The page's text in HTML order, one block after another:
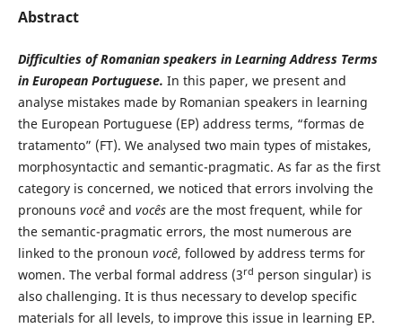
Abstract
Difficulties of Romanian speakers in Learning Address Terms
in European Portuguese. In this paper, we present and
analyse mistakes made by Romanian speakers in learning
the European Portuguese (EP) address terms, “formas de
tratamento” (FT). We analysed two main types of mistakes,
morphosyntactic and semantic-pragmatic. As far as the first
category is concerned, we noticed that errors involving the
pronouns vocêand vocêsare the most frequent, while for
the semantic-pragmatic errors, the most numerous are
linked to the pronoun você, followed by address terms for
women. The verbal formal address (3rd person singular) is
also challenging. It is thus necessary to develop specific
materials for all levels, to improve this issue in learning EP.